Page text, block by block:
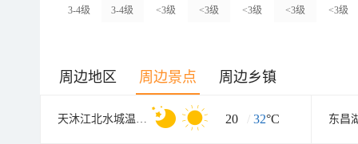
3-4级 3-4级 <3级 <3级 <3级 <3级 <3级
周边地区 周边景点 周边乡镇
天沐江北水城温泉度假村 20 / 32°C 东昌